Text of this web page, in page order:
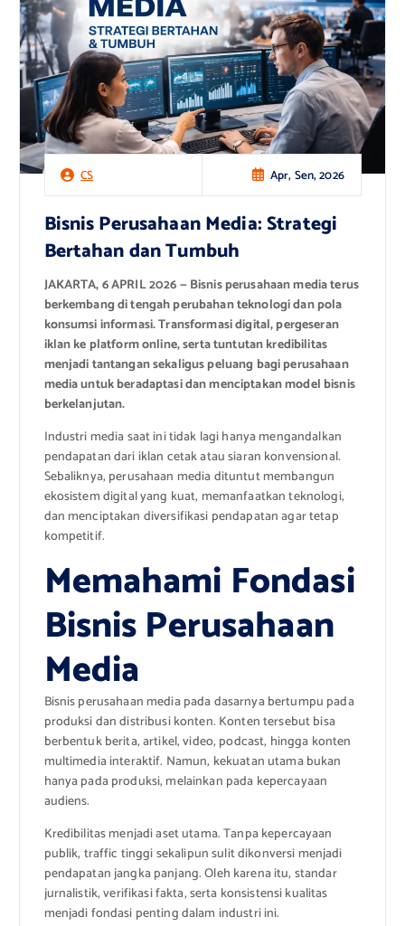
CS Apr, Sen, 2026
Bisnis Perusahaan Media: Strategi
Bertahan dan Tumbuh
JAKARTA, 6 APRIL 2026 — Bisnis perusahaan media terus
berkembang di tengah perubahan teknologi dan pola
konsumsi informasi. Transformasi digital, pergeseran
iklan ke platform online, serta tuntutan kredibilitas
menjadi tantangan sekaligus peluang bagi perusahaan
media untuk beradaptasi dan menciptakan model bisnis
berkelanjutan.
Industri media saat ini tidak lagi hanya mengandalkan
pendapatan dari iklan cetak atau siaran konvensional.
Sebaliknya, perusahaan media dituntut membangun
ekosistem digital yang kuat, memanfaatkan teknologi,
dan menciptakan diversifikasi pendapatan agar tetap
kompetitif.
Memahami Fondasi
Bisnis Perusahaan
Media
Bisnis perusahaan media pada dasarnya bertumpu pada
produksi dan distribusi konten. Konten tersebut bisa
berbentuk berita, artikel, video, podcast, hingga konten
multimedia interaktif. Namun, kekuatan utama bukan
hanya pada produksi, melainkan pada kepercayaan
audiens.
Kredibilitas menjadi aset utama. Tanpa kepercayaan
publik, traffic tinggi sekalipun sulit dikonversi menjadi
pendapatan jangka panjang. Oleh karena itu, standar
jurnalistik, verifikasi fakta, serta konsistensi kualitas
menjadi fondasi penting dalam industri ini.